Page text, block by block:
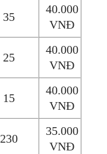
35
40.000
VNĐ
25
40.000
VNĐ
15
40.000
VNĐ
230
35.000
VNĐ